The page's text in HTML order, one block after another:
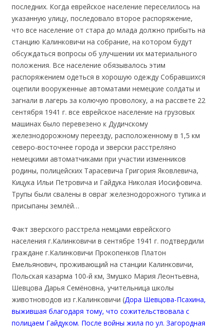
последних. Когда еврейское население переселилось на
указанную улицу, последовало второе распоряжение,
что все население от стара до млада должно прибыть на
станцию Калинковичи на собрание, на котором будут
обсуждаться вопросы об улучшении их материального
положения. Все население обязывалось этим
распоряжением одеться в хорошую одежду Собравшихся
оцепили вооруженные автоматами немецкие солдаты и
загнали в лагерь за колючую проволоку, а на рассвете 22
сентября 1941 г. все еврейское население на грузовых
машинах было перевезено к Дудичскому
железнодорожному переезду, расположенному в 1,5 км
северо-восточнее города и зверски расстреляно
немецкими автоматчиками при участии изменников
родины, полицейских Тарасевича Григория Яковлевича,
Кицука Ильи Петровича и Гайдука Николая Иосифовича.
Трупы были свалены в овраг железнодорожного тупика и
присыпаны землёй…
Факт зверского расстрела немцами еврейского
населения г.Калинковичи в сентябре 1941 г. подтвердили
граждане г.Калинковичи Прокопенков Платон
Емельянович, проживающий на станции Калинковичи,
Польская казарма 100-й км, Змушко Мария Леонтьевна,
Шевцова Дарья Семёновна, учительница школы
животноводов из г.Калинковичи (Дора Шевцова-Псахина,
выжившая благодаря тому, что сожительствовала с
полицаем Гайдуком. После войны жила по ул. Загородная